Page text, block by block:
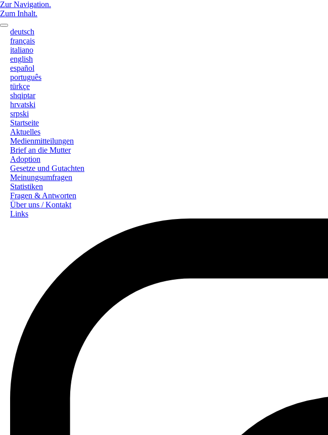
Zur Navigation.
Zum Inhalt.
deutsch
français
italiano
english
español
português
türkçe
shqiptar
hrvatski
srpski
Startseite
Aktuelles
Medienmitteilungen
Brief an die Mutter
Adoption
Gesetze und Gutachten
Meinungsumfragen
Statistiken
Fragen & Antworten
Über uns / Kontakt
Links